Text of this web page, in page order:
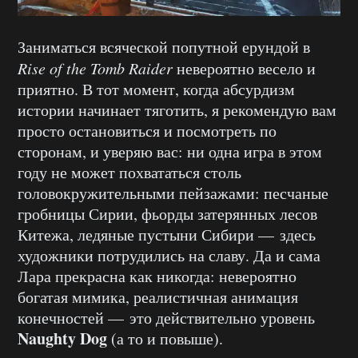
Заниматься всяческой попутной ерундой в
Rise of the Tomb Raiderневероятно весело и
приятно. В тот момент, когда абсурдизм
истории начинает тяготить, я рекомендую вам
просто остановиться и посмотреть по
сторонам, и уверяю вас: ни одна игра в этом
году не может похвататься столь
головокружительными пейзажами: песчаные
гробницы Сирии, фьорды затерянных лесов
Китежа, ледяные пустыни Сибири — здесь
художники потрудились на славу. Да и сама
Лара прекрасна как никогда: невероятно
богатая мимика, реалистичная анимация
конечностей — это действительно уровень
Naughty Dog (а то и повыше).